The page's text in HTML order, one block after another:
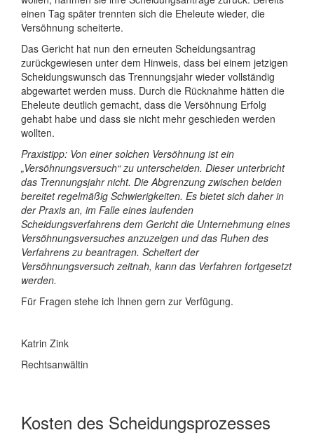
einen Tag später trennten sich die Eheleute wieder, die
Versöhnung scheiterte.
Das Gericht hat nun den erneuten Scheidungsantrag
zurückgewiesen unter dem Hinweis, dass bei einem jetzigen
Scheidungswunsch das Trennungsjahr wieder vollständig
abgewartet werden muss. Durch die Rücknahme hätten die
Eheleute deutlich gemacht, dass die Versöhnung Erfolg
gehabt habe und dass sie nicht mehr geschieden werden
wollten.
Praxistipp: Von einer solchen Versöhnung ist ein
„Versöhnungsversuch“ zu unterscheiden. Dieser unterbricht
das Trennungsjahr nicht. Die Abgrenzung zwischen beiden
bereitet regelmäßig Schwierigkeiten. Es bietet sich daher in
der Praxis an, im Falle eines laufenden
Scheidungsverfahrens dem Gericht die Unternehmung eines
Versöhnungsversuches anzuzeigen und das Ruhen des
Verfahrens zu beantragen. Scheitert der
Versöhnungsversuch zeitnah, kann das Verfahren fortgesetzt
werden.
Für Fragen stehe ich Ihnen gern zur Verfügung.
Katrin Zink
Rechtsanwältin
Kosten des Scheidungsprozesses